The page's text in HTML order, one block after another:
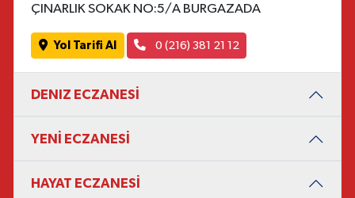
ÇINARLIK SOKAK NO:5/A BURGAZADA
Yol Tarifi Al 0 (216) 381 21 12
DENIZ ECZANESİ
YENİ ECZANESİ
HAYAT ECZANESİ